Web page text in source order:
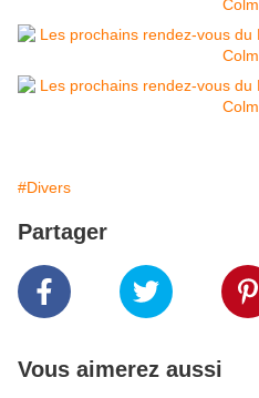
#Divers
Partager
Vous aimerez aussi